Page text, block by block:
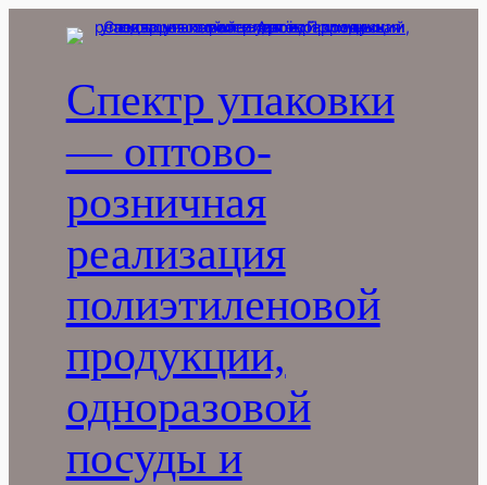
Перейти
Спектр упаковки
— оптово-
розничная
реализация
полиэтиленовой
продукции,
одноразовой
посуды и